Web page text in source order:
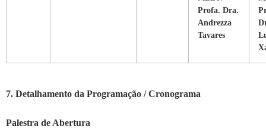
Profa. Dra.
Andrezza
Tavares
7. Detalhamento da Programação / Cronograma
Palestra de Abertura